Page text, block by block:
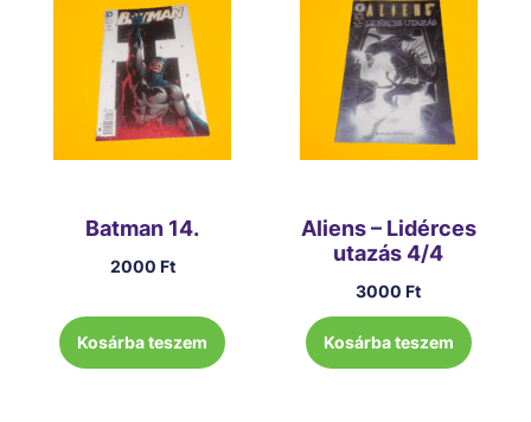
Batman 14.
2000 Ft
Kosárba teszem
Aliens – Lidérces
utazás 4/4
3000Ft
Kosárba teszem